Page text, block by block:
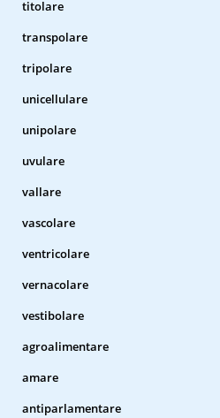
titolare
transpolare
tripolare
unicellulare
unipolare
uvulare
vallare
vascolare
ventricolare
vernacolare
vestibolare
agroalimentare
amare
antiparlamentare